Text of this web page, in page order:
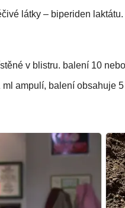
látky – biperiden
v blistru. balení 10
ampulí, balení obsahuje